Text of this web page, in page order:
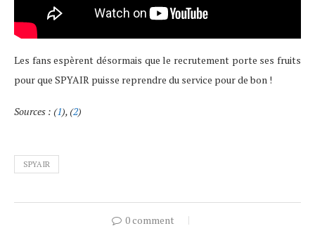
Les fans espèrent désormais que le recrutement porte ses fruits
pour que SPYAIR puisse reprendre du service pour de bon !
Sources : (1), (2)
SPYAIR
0 comment